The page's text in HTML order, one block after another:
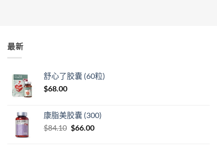
最新
舒心了胶囊 (60粒)
$68.00
康脂美胶囊 (300)
$84.10 原
$66.00当